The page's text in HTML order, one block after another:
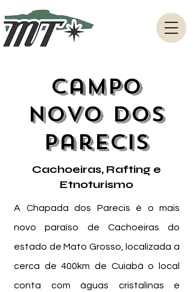
Campo
Novo dos
Parecis
Cachoeiras, Rafting e
Etnoturismo
A Chapada dos Parecis é o mais
novo paraíso de Cachoeiras do
estado de Mato Grosso, localizada a
cerca de 400km de Cuiabá o local
conta com águas cristalinas e